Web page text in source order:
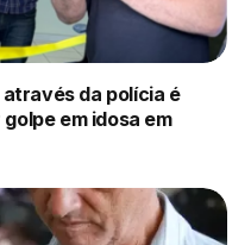
da polícia é
em idosa em